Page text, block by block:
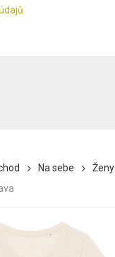
Na sebe Ženy